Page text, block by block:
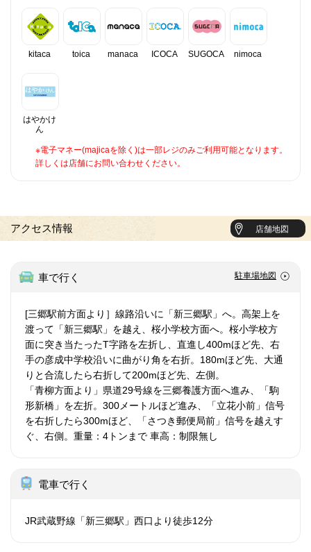
kitaca toica manaca ICOCA SUGOCA nimoca
はやかけ
ん
※電子マネー(majicaを除く)は一部レジのみご利用可能となります。
詳しくは店舗にお問い合わせください。
アクセス情報 店舗地図
車で行く 駐車場地図
[三郷駅前方面より］線路沿いに「新三郷駅」へ。高架上を
渡って「新三郷駅」を越え、桜小学校方面へ。桜小学校方
面に突き当たったT字路を左折し、直進し400mほど先、右
手の彦成中学校沿いに曲がり角を右折。180mほど先、大通
りと合流したら右折して200mほど先、左側。
「青柳方面より」県道29号線を三郷養護方面へ進み、「駒
形新橋」を左折。300メートルほど進み、「立花小前」信号
を右折したら300mほど、「さつき郵便局前」信号を越えす
ぐ、右側。重量：4トンまで 車高：制限無し
電車で行く
JR武蔵野線「新三郷駅」西口より徒歩12分